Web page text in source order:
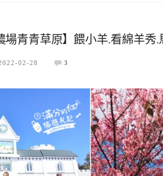
場青青草原】餵小羊.看綿羊
02-28 3